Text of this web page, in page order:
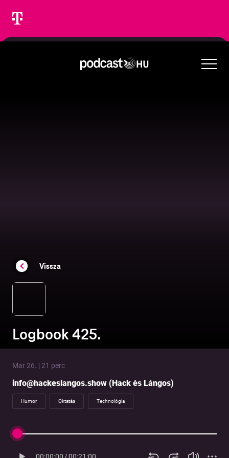
Vissza
Logbook 425.
Mar 26. | 21 perc
info@hackeslangos.show (Hack és Lángos)
Humor Oktatás Technológia